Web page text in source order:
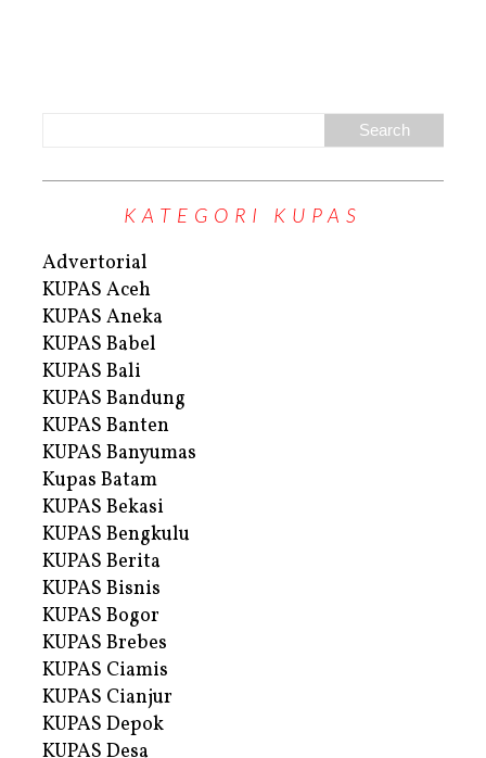
KATEGORI KUPAS
Advertorial
KUPAS Aceh
KUPAS Aneka
KUPAS Babel
KUPAS Bali
KUPAS Bandung
KUPAS Banten
KUPAS Banyumas
Kupas Batam
KUPAS Bekasi
KUPAS Bengkulu
KUPAS Berita
KUPAS Bisnis
KUPAS Bogor
KUPAS Brebes
KUPAS Ciamis
KUPAS Cianjur
KUPAS Depok
KUPAS Desa